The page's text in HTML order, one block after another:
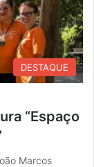
DESTAQUE
“Espaço
Marcos